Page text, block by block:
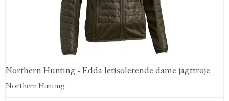
Northern Hunting - Edda letisolerende dame jagttrøje
Northern Hunting